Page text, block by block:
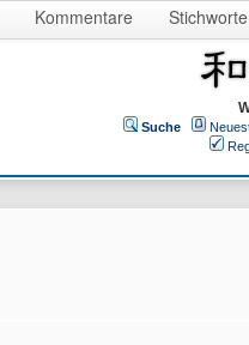
Kommentare Stichworte
Suche